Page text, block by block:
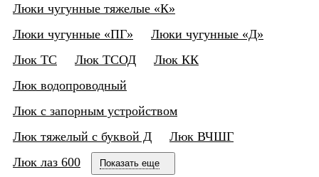
Люки чугунные тяжелые «К»
Люки чугунные «ПГ»
Люки чугунные «Д»
Люк ТС
Люк ТСОД
Люк КК
Люк водопроводный
Люк с запорным устройством
Люк тяжелый с буквой Д
Люк ВЧШГ
Люк лаз 600
Показать еще